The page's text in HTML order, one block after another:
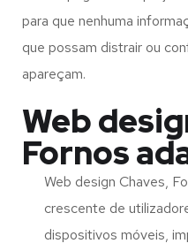
para que nenhuma
que possam distrair ou
apareçam.
Web
Fornos
Web design Chaves,
crescente de
dispositivos móveis,